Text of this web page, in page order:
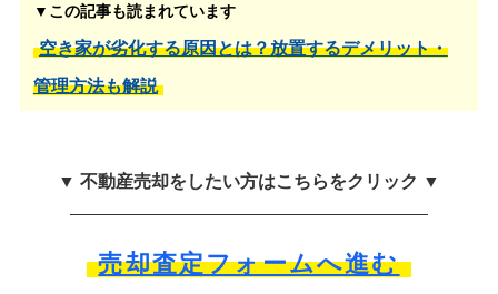
▼この記事も読まれています
空き家が劣化する原因とは？放置するデメリット・
管理方法も解説
▼ 不動産売却をしたい方はこちらをクリック ▼
売却査定フォームへ進む